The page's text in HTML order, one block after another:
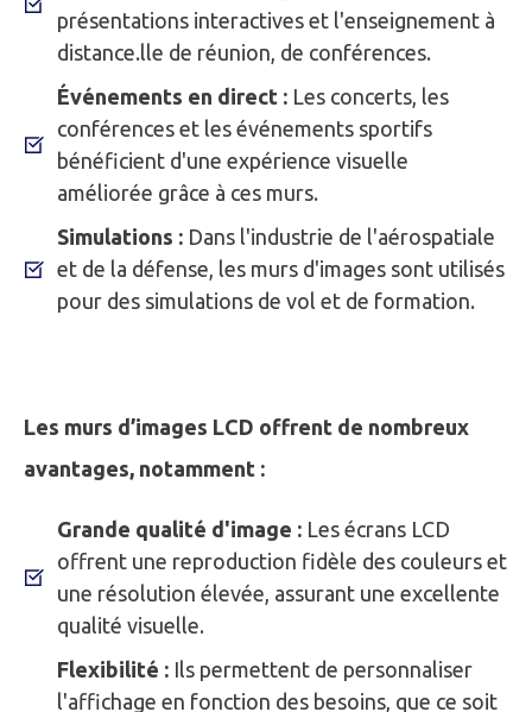
présentations interactives et l'enseignement à
distance.lle de réunion, de conférences.
Événements en direct : Les concerts, les
conférences et les événements sportifs
bénéficient d'une expérience visuelle
améliorée grâce à ces murs.
Simulations : Dans l'industrie de l'aérospatiale
et de la défense, les murs d'images sont utilisés
pour des simulations de vol et de formation.
Les murs d’images LCD offrent de nombreux
avantages, notamment :
Grande qualité d'image : Les écrans LCD
offrent une reproduction fidèle des couleurs et
une résolution élevée, assurant une excellente
qualité visuelle.
Flexibilité : Ils permettent de personnaliser
l'affichage en fonction des besoins, que ce soit